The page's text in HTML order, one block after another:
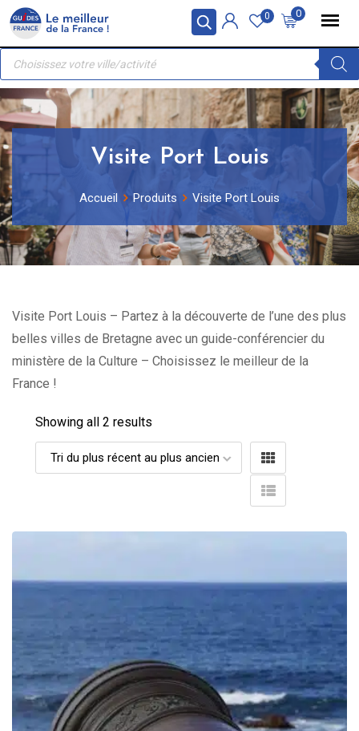
Panneau de gestion des cookies
Skip
content
0
0
Recherche
produits
Visite Port Louis
Accueil Produits Visite Port Louis
Visite Port Louis – Partez à la découverte de l’une des plus
belles villes de Bretagne avec un guide-conférencier du
ministère de la Culture – Choisissez le meilleur de la
France !
Showing all 2 results